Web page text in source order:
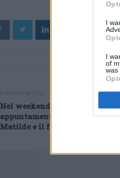
I
I
of
was
Nel weekend a Canossa
appuntamento con i Tarocchi
Matilde e il folklore del Trio